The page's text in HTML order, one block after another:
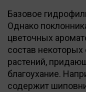
Базовое
Однако
цветочных
состав
растений,
благоухание.
содержит